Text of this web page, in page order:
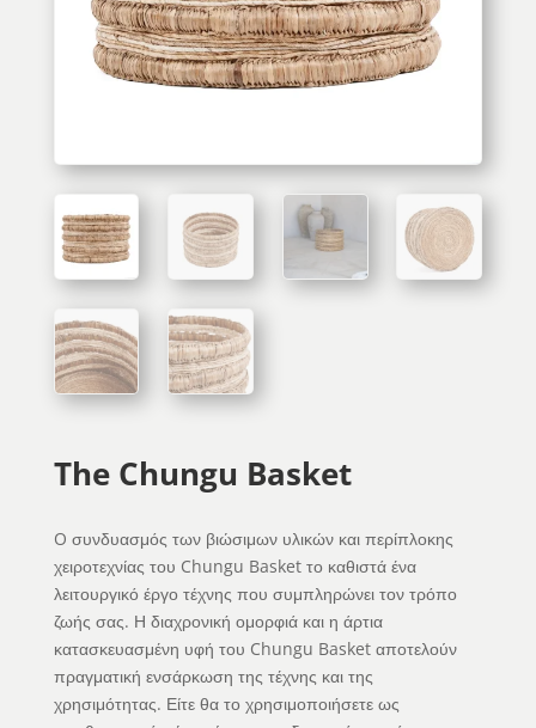
The Chungu Basket
O συνδυασμός των βιώσιμων υλικών και περίπλοκης
χειροτεχνίας του Chungu Basket το καθιστά ένα
λειτουργικό έργο τέχνης που συμπληρώνει τον τρόπο
ζωής σας. Η διαχρονική ομορφιά και η άρτια
κατασκευασμένη υφή του Chungu Basket αποτελούν
πραγματική ενσάρκωση της τέχνης και της
χρησιμότητας. Είτε θα το χρησιμοποιήσετε ως